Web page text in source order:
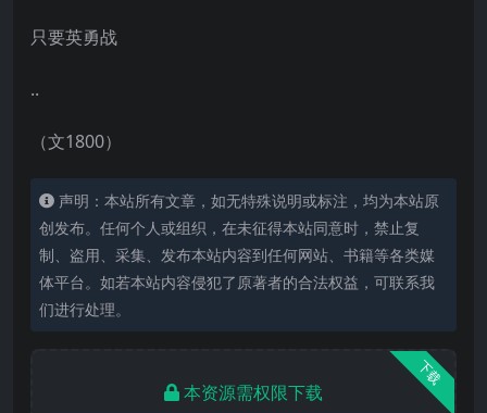
只要英勇战
..
（文1800）
声明：本站所有文章，如无特殊说明或标注，均为本站原
创发布。任何个人或组织，在未征得本站同意时，禁止复
制、盗用、采集、发布本站内容到任何网站、书籍等各类媒
体平台。如若本站内容侵犯了原著者的合法权益，可联系我
们进行处理。
下载
本资源需权限下载